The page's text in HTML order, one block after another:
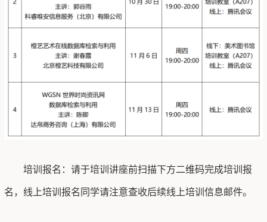
培训报名：请于培训讲座前扫描下方二维码完成培训报
名，线上培训报名同学请注意查收后续线上培训信息邮件。